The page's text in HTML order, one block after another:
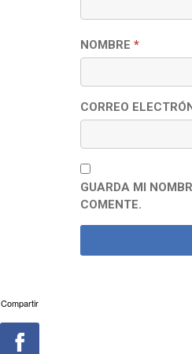
NOMBRE *
CORREO
GUARDA MI
COMENTE.
Compartir